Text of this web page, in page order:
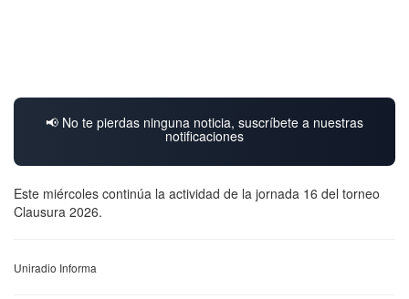
📢 No te pierdas ninguna noticia, suscríbete a nuestras
notificaciones
Este miércoles continúa la actividad de la jornada 16 del torneo
Clausura 2026.
Uniradio Informa